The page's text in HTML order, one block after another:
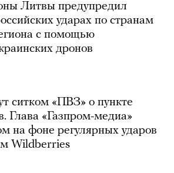
Литвы предупредил
ударах по странам
с помощью
дронов
ситком «ПВЗ» о пункте
Глава «Газпром-медиа»
на фоне регулярных ударов
Wildberries